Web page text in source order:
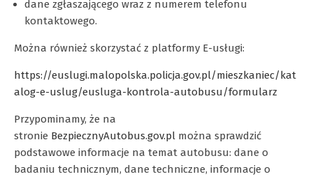
dane zgłaszającego wraz z numerem telefonu
kontaktowego.
Można również skorzystać z platformy E-usługi:
https://euslugi.malopolska.policja.gov.pl/mieszkaniec/kat
alog-e-uslug/eusluga-kontrola-autobusu/formularz
Przypominamy, że na
stronie BezpiecznyAutobus.gov.pl można sprawdzić
podstawowe informacje na temat autobusu: dane o
badaniu technicznym, dane techniczne, informacje o